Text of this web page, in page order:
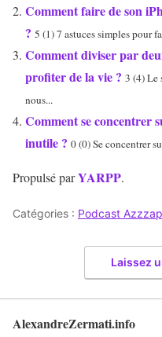
Comment faire de son
? 5 (1) 7 astuces simples pour
Comment diviser par
profiter de la vie ? 3 (4) Le
nous...
Comment se concentrer
inutile ? 0 (0) Se concentrer
Propulsé parYARPP.
Catégories : Podcast Azzzap
Laissez
AlexandreZermati.info